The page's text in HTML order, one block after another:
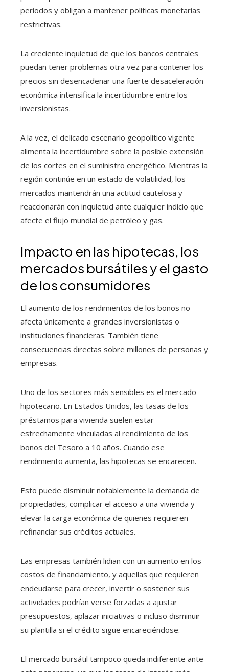
períodos y obligan a mantener políticas monetarias
restrictivas.
La creciente inquietud de que los bancos centrales
puedan tener problemas otra vez para contener los
precios sin desencadenar una fuerte desaceleración
económica intensifica la incertidumbre entre los
inversionistas.
A la vez, el delicado escenario geopolítico vigente
alimenta la incertidumbre sobre la posible extensión
de los cortes en el suministro energético. Mientras la
región continúe en un estado de volatilidad, los
mercados mantendrán una actitud cautelosa y
reaccionarán con inquietud ante cualquier indicio que
afecte el flujo mundial de petróleo y gas.
Impacto en las hipotecas, los
mercados bursátiles y el gasto
de los consumidores
El aumento de los rendimientos de los bonos no
afecta únicamente a grandes inversionistas o
instituciones financieras. También tiene
consecuencias directas sobre millones de personas y
empresas.
Uno de los sectores más sensibles es el mercado
hipotecario. En Estados Unidos, las tasas de los
préstamos para vivienda suelen estar
estrechamente vinculadas al rendimiento de los
bonos del Tesoro a 10 años. Cuando ese
rendimiento aumenta, las hipotecas se encarecen.
Esto puede disminuir notablemente la demanda de
propiedades, complicar el acceso a una vivienda y
elevar la carga económica de quienes requieren
refinanciar sus créditos actuales.
Las empresas también lidian con un aumento en los
costos de financiamiento, y aquellas que requieren
endeudarse para crecer, invertir o sostener sus
actividades podrían verse forzadas a ajustar
presupuestos, aplazar iniciativas o incluso disminuir
su plantilla si el crédito sigue encareciéndose.
El mercado bursátil tampoco queda indiferente ante